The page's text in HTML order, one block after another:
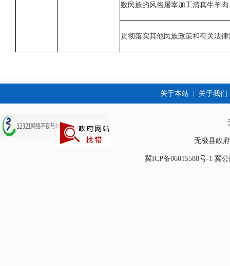
数民族的风俗屠宰加工清真牛羊
贯彻落实其他民族政策和有关法